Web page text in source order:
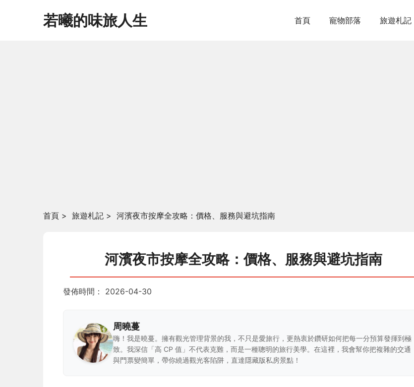
若曦的味旅人生 首頁 寵物部落 旅遊札記
首頁 > 旅遊札記 > 河濱夜市按摩全攻略：價格、服務與避坑指南
河濱夜市按摩全攻略：價格、服務與避坑指南
發佈時間： 2026-04-30
周曉蔓
嗨！我是曉蔓。擁有觀光管理背景的我，不只是愛旅行，更熱衷於鑽研如何把每一分預算發揮到極
致。我深信「高 CP 值」不代表克難，而是一種聰明的旅行美學。在這裡，我會幫你把複雜的交通
與門票變簡單，帶你繞過觀光客陷阱，直達隱藏版私房景點！